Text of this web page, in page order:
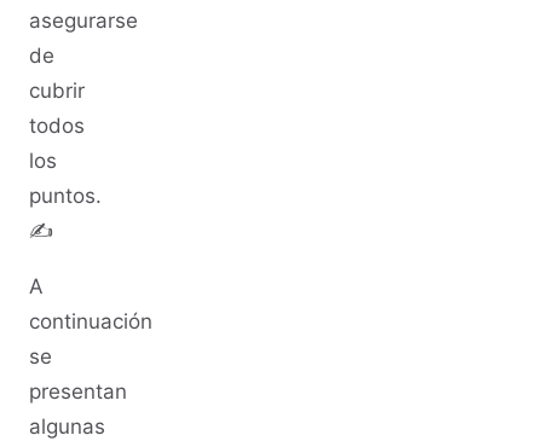
asegurarse
de
cubrir
todos
los
puntos.
✍️
A
continuación
se
presentan
algunas